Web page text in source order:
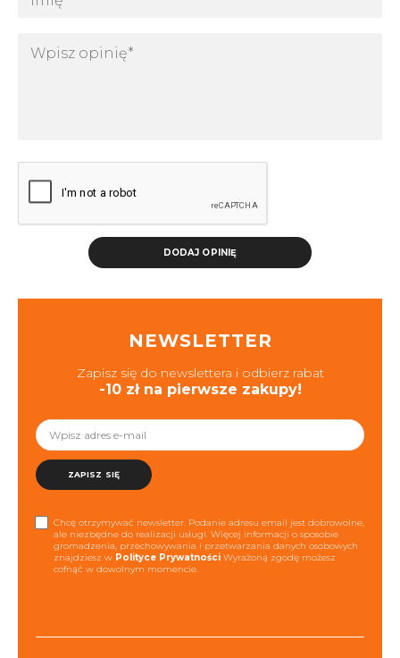
DODAJ OPINIĘ
NEWSLETTER
Zapisz się do newslettera i odbierz rabat
-10 zł na pierwsze zakupy!
ZAPISZ SIĘ
Chcę otrzymywać newsletter. Podanie adresu email jest dobrowolne,
ale niezbędne do realizacji usługi. Więcej informacji o sposobie
gromadzenia, przechowywania i przetwarzania danych osobowych
znajdziesz w Polityce Prywatności Wyrażoną zgodę możesz
cofnąć w dowolnym momencie.